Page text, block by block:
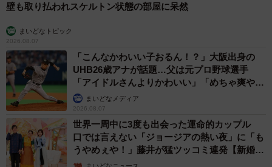
壁も取り払われスケルトン状態の部屋に呆然
まいどなトピック
2026.08.07
「こんなかわいい子おるん！？」大阪出身の
UHB26歳アナが話題…父は元プロ野球選手
「アイドルさんよりかわいい」「めちゃ爽や
か」まいどなメディア
2026.08.07
世界一周中に3度も出会った運命的カップル
口では言えない「ジョージアの熱い夜」に「も
うやめぇや！」藤井が猛ツッコミ連発【新婚さ
ん】